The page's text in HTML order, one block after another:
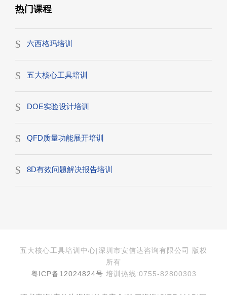
热门课程
六西格玛培训
五大核心工具培训
DOE实验设计培训
QFD质量功能展开培训
8D有效问题解决报告培训
五大核心工具培训中心|深圳市安信达咨询有限公司 版权
所有
粤ICP备12024824号 培训热线:0755-82800303